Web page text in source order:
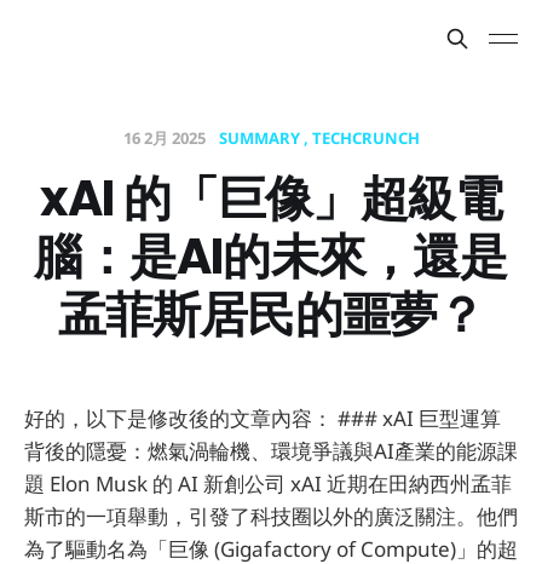
16 2月 2025 SUMMARY TECHCRUNCH
xAI 的「巨像」超級電
腦：是AI的未來，還是
孟菲斯居民的噩夢？
好的，以下是修改後的文章內容： ### xAI 巨型運算
背後的隱憂：燃氣渦輪機、環境爭議與AI產業的能源課
題 Elon Musk 的 AI 新創公司 xAI 近期在田納西州孟菲
斯市的一項舉動，引發了科技圈以外的廣泛關注。他們
為了驅動名為「巨像 (Gigafactory of Compute)」的超